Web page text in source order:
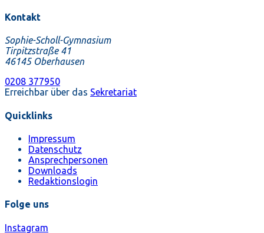
Kontakt
Sophie-Scholl-Gymnasium
Tirpitzstraße 41
46145 Oberhausen
0208 377950
Erreichbar über das Sekretariat
Quicklinks
Impressum
Datenschutz
Ansprechpersonen
Downloads
Redaktionslogin
Folge uns
Instagram